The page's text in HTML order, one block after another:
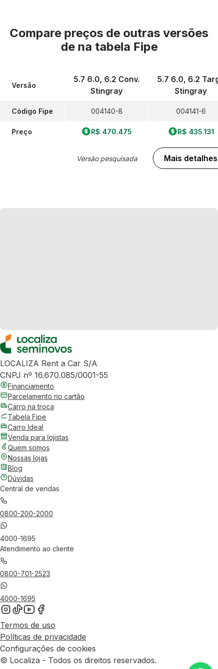
Compare preços de outras versões
de na tabela Fipe
Versão
Código Fipe
Preço
5.7 6.0, 6.2 Conv.
Stingray
004140-8
R$ 470.475
Versão pesquisada
5.7 6.0, 6.2
Stingray
004141-6
R$ 435.131
Mais detalhes
LOCALIZA Rent a Car S/A
CNPJ nº 16.670.085/0001-55
Financiamento
Parcelamento no cartão
Carro na troca
Tabela Fipe
Carro Ideal
Venda para lojistas
Quem somos
Nossas lojas
Blog
Dúvidas
Central de vendas
0800-200-2000
4000-1695
Atendimento ao cliente
0800-701-2523
4000-1695
Termos de uso
Políticas de privacidade
Configurações de cookies
© Localiza - Todos os direitos reservados.